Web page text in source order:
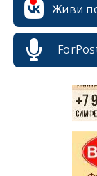
Живи